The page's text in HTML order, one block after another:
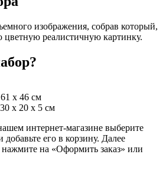
изображения, собрав который,
цветную реалистичную картинку.
х 46 см
x 20 x 5 см
интернет-магазине выберите
его в корзину. Далее
на «Оформить заказ» или